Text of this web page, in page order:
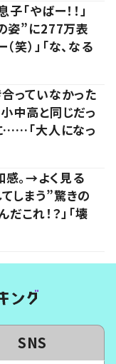
「やばー！！」
姿”に277万表
笑）」「な、なる
合っていなかった
中高と同じだっ
「大人になっ
。→よく見る
しまう”驚きの
これ！？」「壊
SNS